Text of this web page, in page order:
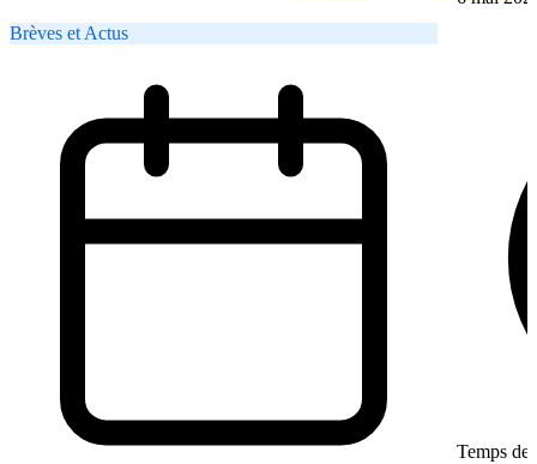
Brèves et Actus
Temps de